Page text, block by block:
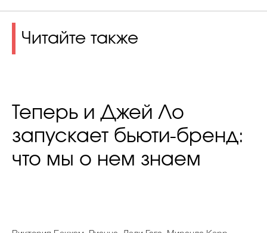
Читайте также
Теперь и Джей Ло
запускает бьюти-бренд:
что мы о нем знаем